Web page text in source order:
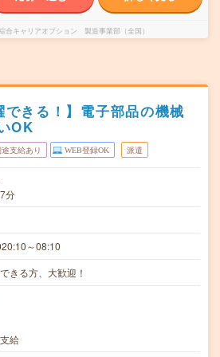
合キャリアオプション 製造事業部（全国）
できる！】電子部品の機械
OK
支給あり WEB登録OK 派遣
分
～08:10
きる方、大歓迎！
給